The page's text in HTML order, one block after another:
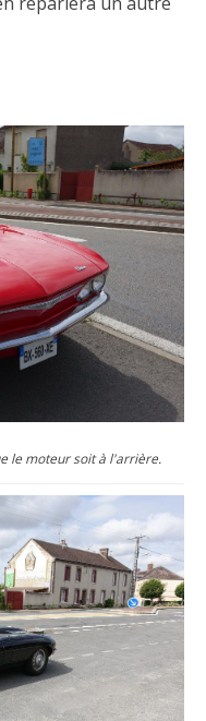
le moteur soit à l'arrière.